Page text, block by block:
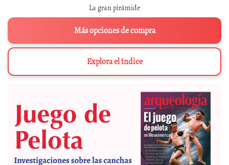
La gran pirámide
Más opciones de compra
Explora el índice